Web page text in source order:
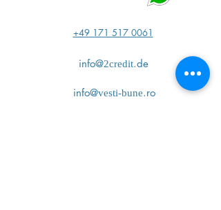
+49 171 517 0061
info@2credit.de
info@vesti-bune.ro